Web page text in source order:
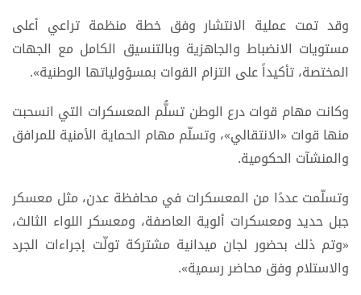
وقد تمت عملية الانتشار وفق خطة منظمة تراعي أعلى
مستويات الانضباط والجاهزية وبالتنسيق الكامل مع الجهات
المختصة، تأكيداً على التزام القوات بمسؤولياتها الوطنية».
وكانت مهام قوات درع الوطن تسلُّم المعسكرات التي انسحبت
منها قوات «الانتقالي»، وتسلّم مهام الحماية الأمنية للمرافق
والمنشآت الحكومية.
وتسلّمت عددًا من المعسكرات في محافظة عدن، مثل معسكر
جبل حديد ومعسكرات ألوية العاصفة، ومعسكر اللواء الثالث،
«وتم ذلك بحضور لجان ميدانية مشتركة تولّت إجراءات الجرد
والاستلام وفق محاضر رسمية».